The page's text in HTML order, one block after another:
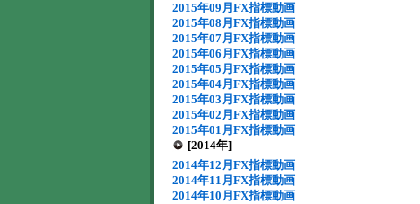
2015年09月FX指標動画
2015年08月FX指標動画
2015年07月FX指標動画
2015年06月FX指標動画
2015年05月FX指標動画
2015年04月FX指標動画
2015年03月FX指標動画
2015年02月FX指標動画
2015年01月FX指標動画
[2014年]
2014年12月FX指標動画
2014年11月FX指標動画
2014年10月FX指標動画